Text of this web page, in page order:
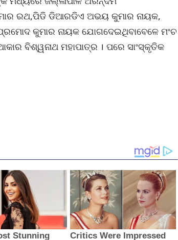
ରଥ,ପିଡି ଡିଆରଡିଏ ଅଭୟ କୁମାର ନାୟକ,
କୁମାର ନାୟକ ଯୋଗଦେଇଥିବାବେଳେ ମଂଚ
ବିଶ୍ୱନାଥ ମହାପାତ୍ର । ପରେ ସାଂସ୍କୃତିକ